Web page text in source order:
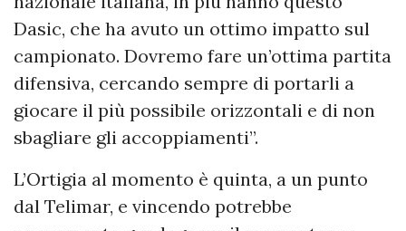
Dasic, che ha avuto un ottimo impatto sul
campionato. Dovremo fare un’ottima partita
difensiva, cercando sempre di portarli a
giocare il più possibile orizzontali e di non
sbagliare gli accoppiamenti”.
L’Ortigia al momento è quinta, a un punto
dal Telimar, e vincendo potrebbe